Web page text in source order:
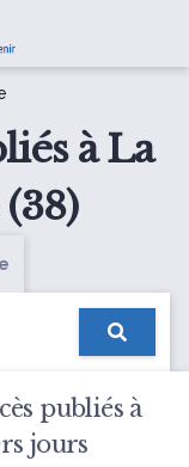
à La
publiés à
jours